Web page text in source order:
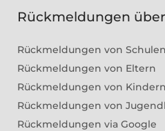
Rückmeldungen
Rückmeldungen von Schulen
Rückmeldungen von Eltern
Rückmeldungen von Kindern
Rückmeldungen von
Rückmeldungen via Google